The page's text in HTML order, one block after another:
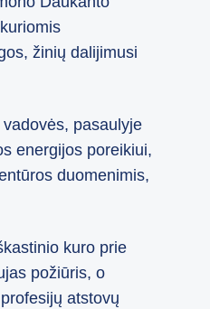
žinių dalijimusi
pasaulyje
energijos poreikiui,
duomenimis,
kuro prie
požiūris, o
atstovų